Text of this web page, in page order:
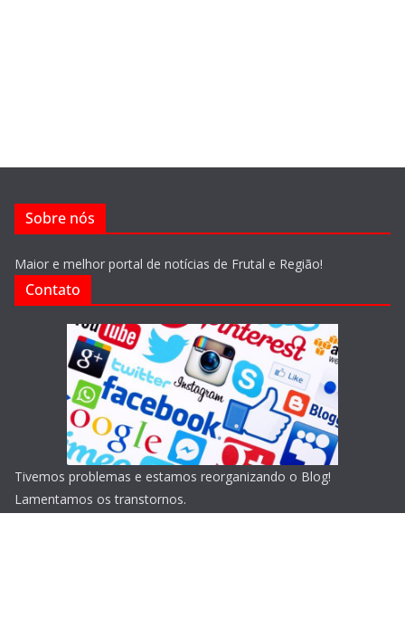
Sobre nós
Maior e melhor portal de notícias de Frutal e Região!
Contato
Tivemos problemas e estamos reorganizando o Blog!
Lamentamos os transtornos.